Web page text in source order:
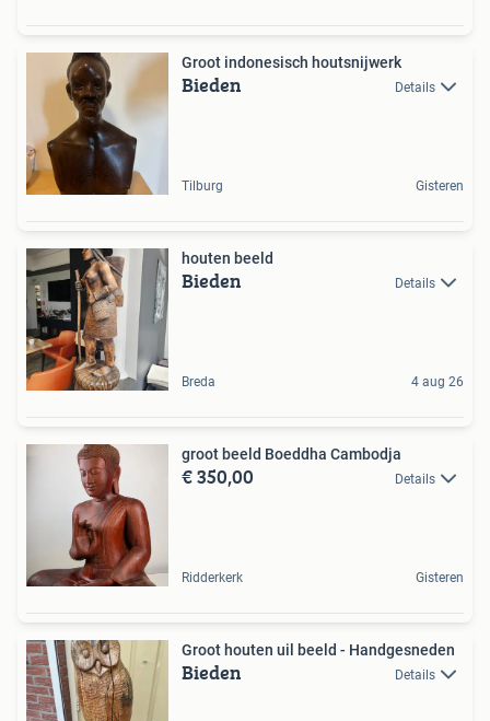
Groot indonesisch houtsnijwerk
Bieden Details
Tilburg Gisteren
houten beeld
Bieden Details
Breda 4 aug 26
groot beeld Boeddha Cambodja
€ 350,00 Details
Ridderkerk Gisteren
Groot houten uil beeld - Handgesneden
Bieden Details